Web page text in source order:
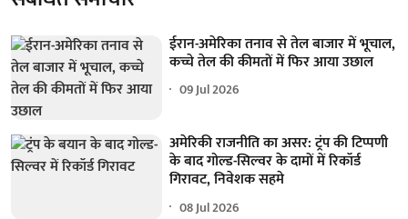
ईरान-अमेरिका तनाव से तेल बाजार में भूचाल,
कच्चे तेल की कीमतों में फिर आया उछाल
09 Jul 2026
अमेरिकी राजनीति का असर: ट्रंप की टिप्पणी
के बाद गोल्ड-सिल्वर के दामों में रिकॉर्ड
गिरावट, निवेशक सहमे
08 Jul 2026